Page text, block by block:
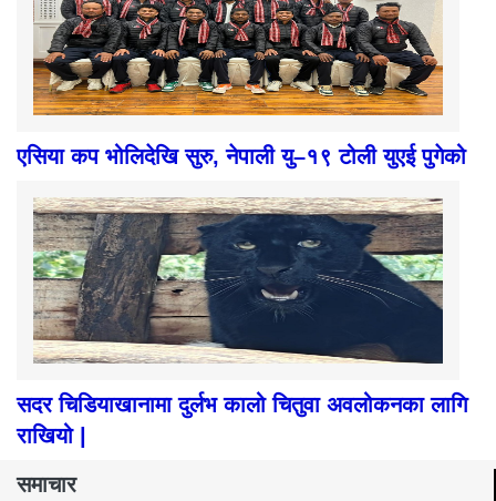
एसिया कप भोलिदेखि सुरु, नेपाली यु–१९ टोली युएई पुगेको
सदर चिडियाखानामा दुर्लभ कालो चितुवा अवलोकनका लागि
राखियो |
समाचार